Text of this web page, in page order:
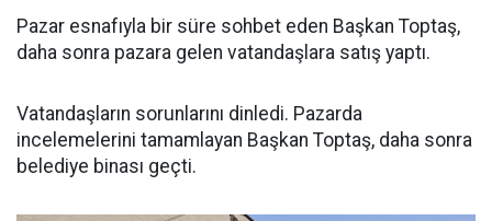
Pazar esnafıyla bir süre sohbet eden Başkan Toptaş,
daha sonra pazara gelen vatandaşlara satış yaptı.
Vatandaşların sorunlarını dinledi. Pazarda
incelemelerini tamamlayan Başkan Toptaş, daha sonra
belediye binası geçti.